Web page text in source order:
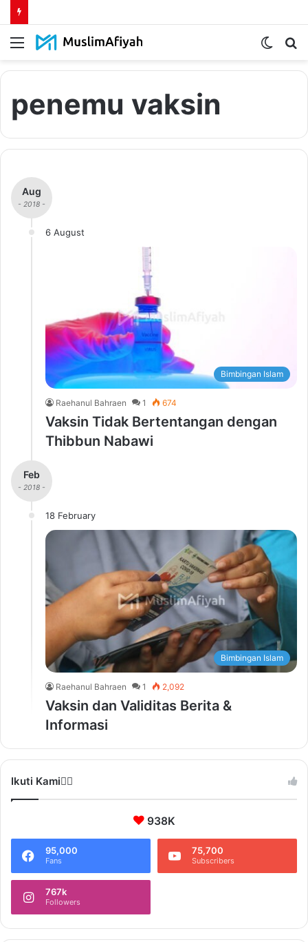
Menu
Switch
penemu vaksin
Aug
- 2018 -
6 August
Bimbingan Islam
Raehanul Bahraen 1 674
Vaksin Tidak Bertentangan dengan
Thibbun Nabawi
Feb
- 2018 -
18 February
Bimbingan Islam
Raehanul Bahraen 1 2,092
Vaksin dan Validitas Berita &
Informasi
Ikuti Kami❤️‍🔥
938K
95,000
Fans
75,700
Subscribers
767k
Followers